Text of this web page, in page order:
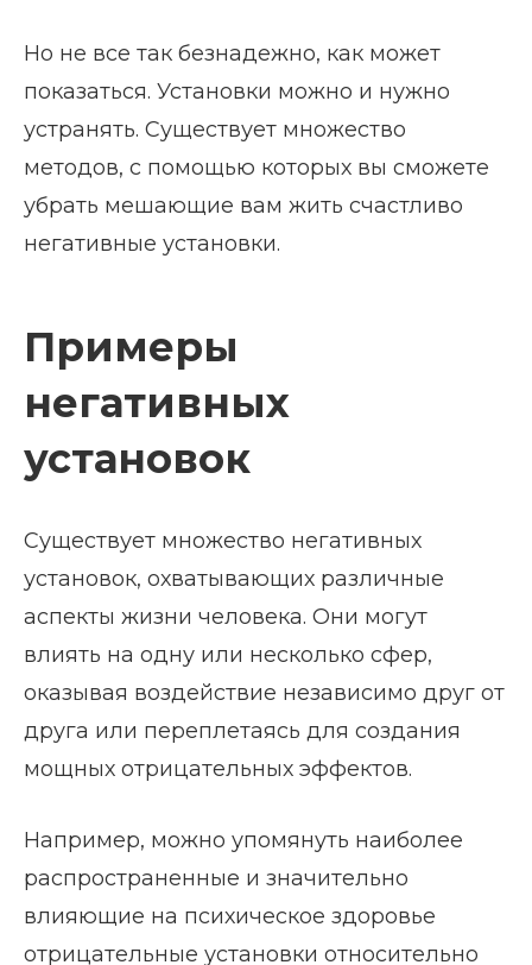
Но не все так безнадежно, как может
показаться. Установки можно и нужно
устранять. Существует множество
методов, с помощью которых вы сможете
убрать мешающие вам жить счастливо
негативные установки.
Примеры
негативных
установок
Существует множество негативных
установок, охватывающих различные
аспекты жизни человека. Они могут
влиять на одну или несколько сфер,
оказывая воздействие независимо друг от
друга или переплетаясь для создания
мощных отрицательных эффектов.
Например, можно упомянуть наиболее
распространенные и значительно
влияющие на психическое здоровье
отрицательные установки относительно